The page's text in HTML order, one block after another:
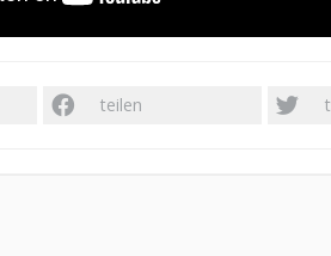
teilen